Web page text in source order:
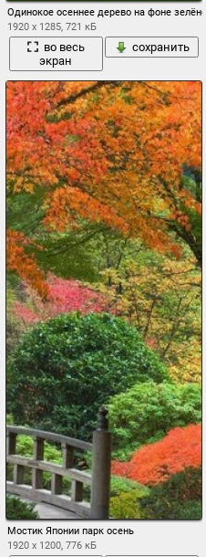
Одинокое осеннее дерево на фоне
1920 x 1285, 721 кБ
во весь
экран
сохранить
Мостик Японии парк осень
1920 x 1200, 776 кБ